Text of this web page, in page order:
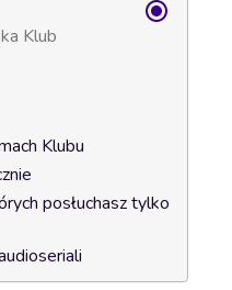
Klub
Klubu
posłuchasz tylko